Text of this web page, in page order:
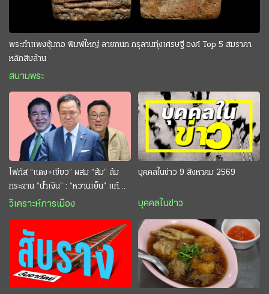
พระกำแพงซุ้มกอ พิมพ์ใหญ่ ลายกนก กรุลานทุ่งเศรษฐี องค์ Top 5 สมราคา
หลักสิบล้าน
สนามพระ
โฟกัส “แดง+เขียว” ผสม “ส้ม” ล้ม
กระดาน “นํ้าเงิน” : “หวานเย็น” แก้
กระหาย “อนุทิน” ดักตีกินสบาย
วิเคราะห์การเมือง
บุคคลในข่าว 9 สิงหาคม 2569
บุคคลในข่าว